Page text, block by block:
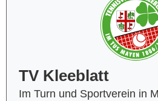
TV Kleeblatt
Im Turn und Sportverein in